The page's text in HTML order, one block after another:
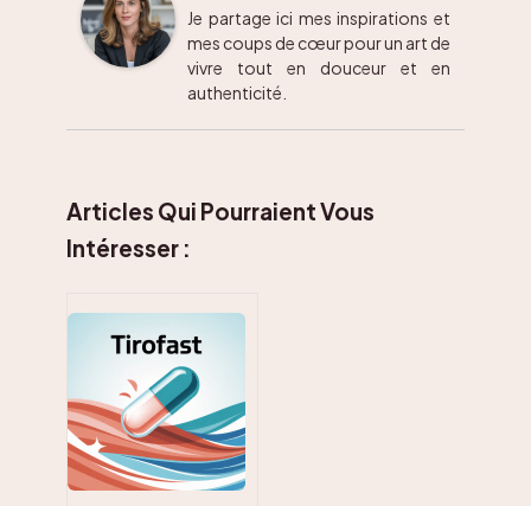
Je partage ici mes inspirations et
mes coups de cœur pour un art de
vivre tout en douceur et en
authenticité.
Articles Qui Pourraient Vous
Intéresser :